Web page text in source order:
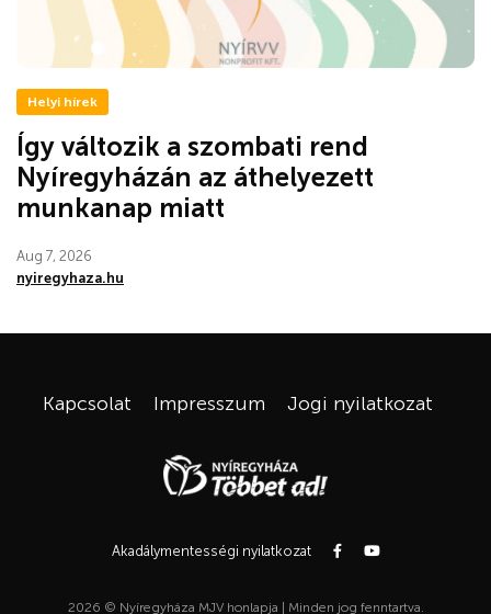
Helyi hírek
Így változik a szombati rend
Nyíregyházán az áthelyezett
munkanap miatt
Aug 7, 2026
nyiregyhaza.hu
Kapcsolat Impresszum Jogi nyilatkozat
Akadálymentességi nyilatkozat
2026 © Nyíregyháza MJV honlapja | Minden jog fenntartva.